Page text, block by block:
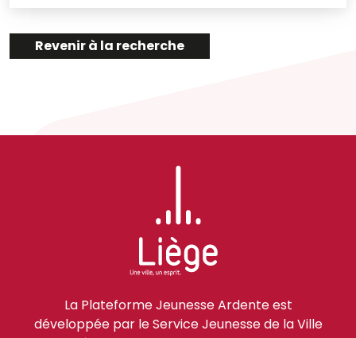
Revenir à la recherche
La Plateforme Jeunesse Ardente est
développée par le Service Jeunesse de la Ville